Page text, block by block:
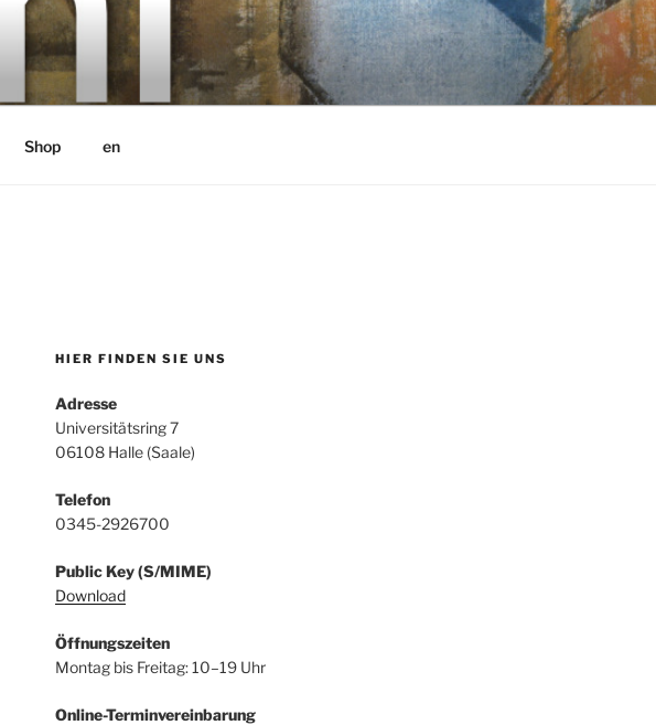
Shop en
HIER FINDEN SIE UNS
Adresse
Universitätsring 7
06108 Halle (Saale)
Telefon
0345-2926700
Public Key (S/MIME)
Download
Öffnungszeiten
Montag bis Freitag: 10–19 Uhr
Online-Terminvereinbarung